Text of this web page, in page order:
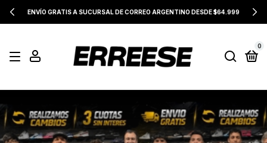
ENVÍO GRATIS A SUCURSAL DE CORREO ARGENTINO DESDE $64.999
0